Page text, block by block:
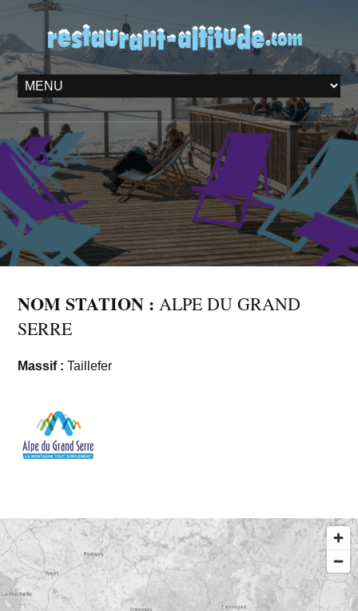
NOM STATION : ALPE DU GRAND
SERRE
Massif : Taillefer